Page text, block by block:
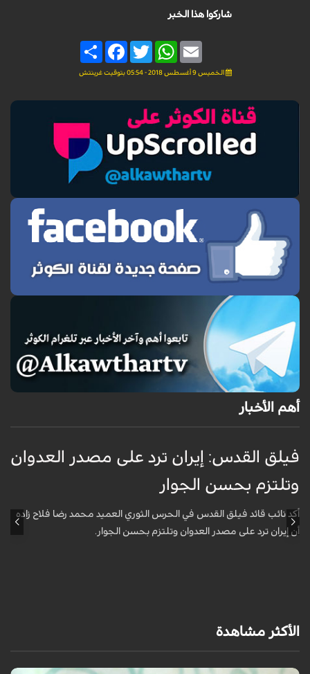
شاركوا هذا الخبر
Share
FacebookTwitter
WhatsAppEmail
الخميس 9 أغسطس 2018 - 05:54 بتوقيت غرينتش
أهم الأخبار
فيلق القدس: إيران ترد على مصدر العدوان
وتلتزم بحسن الجوار
أكد نائب قائد فيلق القدس في الحرس الثوري العميد محمد رضا فلاح زاده
أن إيران ترد على مصدر العدوان وتلتزم بحسن الجوار.
الأكثر مشاهدة